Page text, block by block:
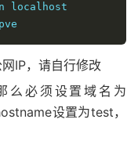
IP，请自行修改
么必须设置域名为
设置为test，